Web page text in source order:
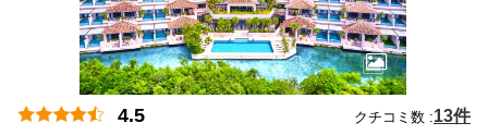
4.5 クチコミ数 :13件